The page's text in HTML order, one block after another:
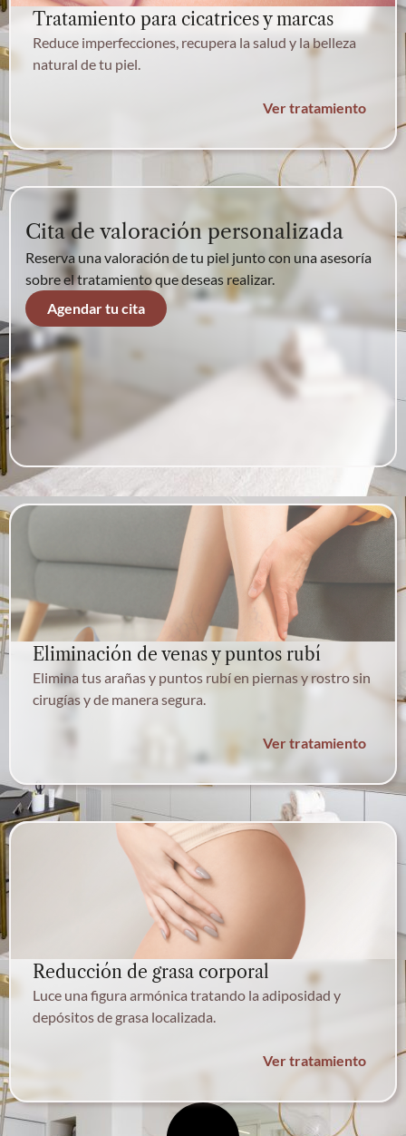
Tratamiento para cicatrices y marcas
Reduce imperfecciones, recupera la salud y la belleza
natural de tu piel.
Ver tratamiento
Cita de valoración personalizada
Reserva una valoración de tu piel junto con una asesoría
sobre el tratamiento que deseas realizar.
Agendar tu cita
Eliminación de venas y puntos rubí
Elimina tus arañas y puntos rubí en piernas y rostro sin
cirugías y de manera segura.
Ver tratamiento
Reducción de grasa corporal
Luce una figura armónica tratando la adiposidad y
depósitos de grasa localizada.
Ver tratamiento